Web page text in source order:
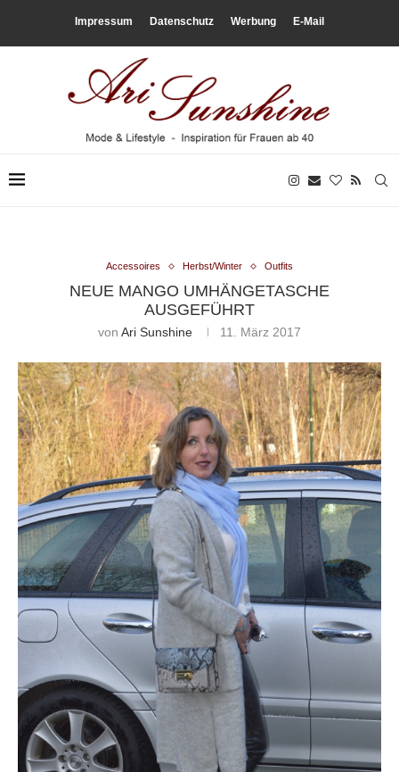
Impressum Datenschutz Werbung E-Mail
Accessoires Herbst/Winter Outfits
NEUE MANGO UMHÄNGETASCHE
AUSGEFÜHRT
von Ari Sunshine 11. März 2017